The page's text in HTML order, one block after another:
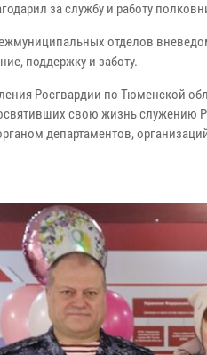
за службу и работу
отделов
поддержку и заботу.
Росгвардии по Тюменской
свою жизнь служению
департаментов,